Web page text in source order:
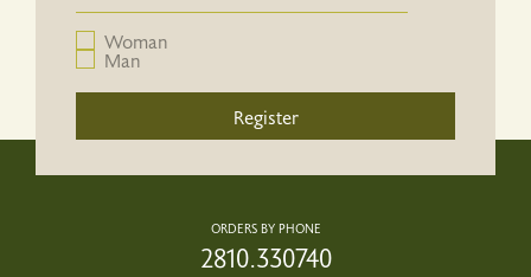
Woman
Man
Register
ORDERS BY PHONE
2810.330740